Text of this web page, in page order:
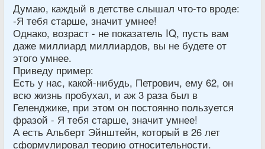
Думаю, каждый в детстве слышал что-то вроде:
-Я тебя старше, значит умнее!
Однако, возраст - не показатель IQ, пусть вам
даже миллиард миллиардов, вы не будете от
этого умнее.
Приведу пример:
Есть у нас, какой-нибудь, Петрович, ему 62, он
всю жизнь пробухал, и аж 3 раза был в
Геленджике, при этом он постоянно пользуется
фразой - Я тебя старше, значит умнее!
А есть Альберт Эйнштейн, который в 26 лет
сформулировал теорию относительности.